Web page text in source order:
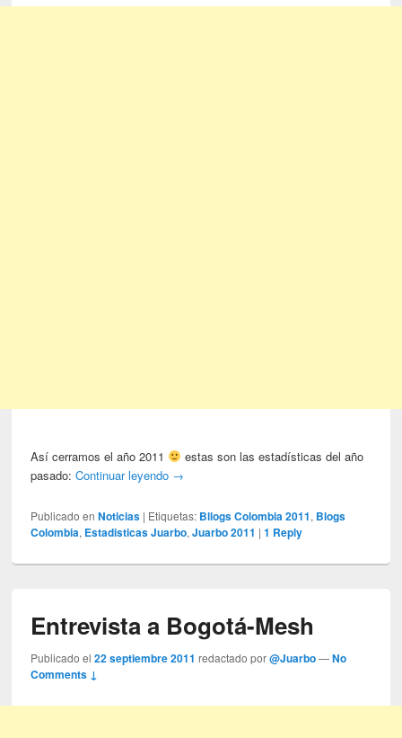
Así cerramos el año 2011
estas son las estadísticas del año
pasado:Continuar leyendo →
Publicado en Noticias | Etiquetas: Bllogs Colombia 2011, Blogs
Colombia, Estadisticas Juarbo,Juarbo 2011 |1 Reply
Entrevista a Bogotá-Mesh
Publicado el22 septiembre 2011 redactado por@Juarbo —No
Comments ↓